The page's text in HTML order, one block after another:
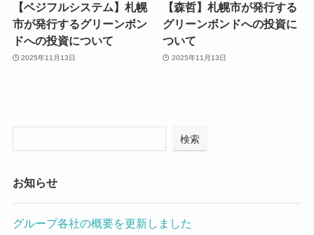
【ベジフルシステム】札幌
市が発行するグリーンボン
ドへの投資について
2025年11月13日
【森哲】札幌市が発行する
グリーンボンドへの投資に
ついて
2025年11月13日
検索
お知らせ
グループ各社の概要を更新しました